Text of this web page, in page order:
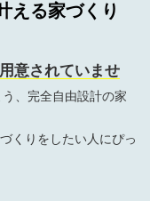
える家づくり
意されていませ
、完全自由設計の家
くりをしたい人にぴっ